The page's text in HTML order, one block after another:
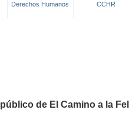
Derechos Humanos CCHR
de El Camino a la